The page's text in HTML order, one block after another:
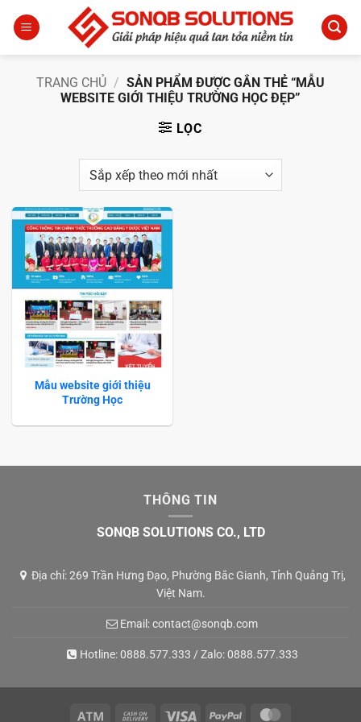
qua
TRANG CHỦ / SẢN PHẨM ĐƯỢC GẮN THẺ “MẪU
WEBSITE GIỚI THIỆU TRƯỜNG HỌC ĐẸP”
LỌC
Mẫu website giới thiệu
Trường Học
THÔNG TIN
SONQB SOLUTIONS CO., LTD
Địa chỉ: 269 Trần Hưng Đạo, Phường Bắc Gianh, Tỉnh Quảng Trị,
Việt Nam.
Email:contact@sonqb.com
Hotline:0888.577.333 / Zalo:0888.577.333
Atm Cash Visa PayPal